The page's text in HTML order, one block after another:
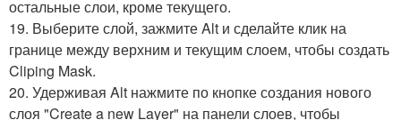
остальные слои, кроме текущего.
19. Выберите слой, зажмите Alt и сделайте клик на
границе между верхним и текущим слоем, чтобы создать
Cliping Mask.
20. Удерживая Alt нажмите по кнопке создания нового
слоя "Create a new Layer" на панели слоев, чтобы